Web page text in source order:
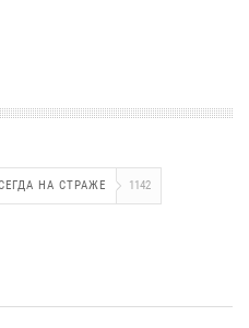
НА СТРАЖЕ 1142